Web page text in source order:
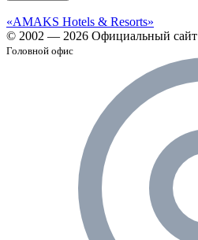
«AMAKS Hotels & Resorts»
© 2002 — 2026 Официальный сайт
Головной офис